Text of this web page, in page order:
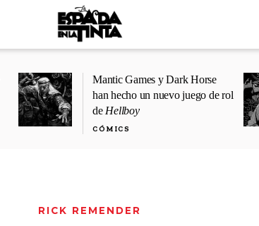
Mantic Games y Dark Horse
han hecho un nuevo juego de rol
de Hellboy
CÓMICS
RICK REMENDER